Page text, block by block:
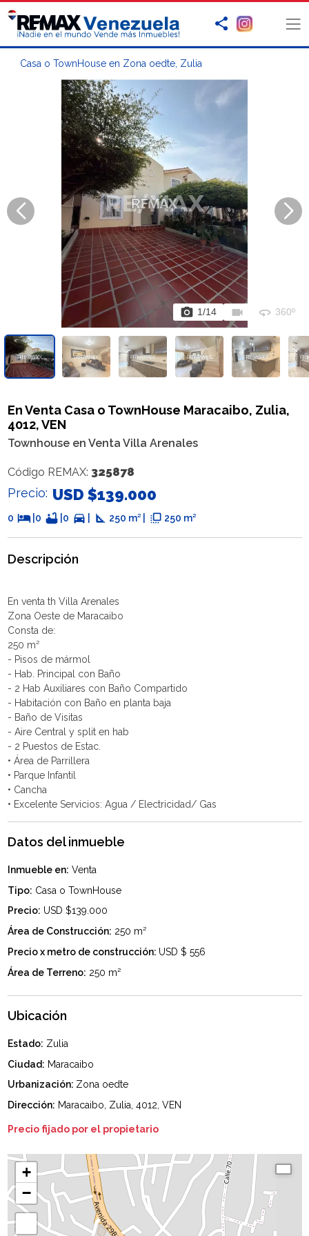
Casa o TownHouse en Zona oedte, Zulia
photo_camera 1/14 videocam 360 360º
En Venta Casa o TownHouse Maracaibo, Zulia,
4012, VEN
Townhouse en Venta Villa Arenales
Código REMAX: 325878
Precio: USD $139.000
0 hotel 0 bathtub 0 directions_car square_foot 250 m² | flip_to_front 250 m²
Descripción
En venta th Villa Arenales
Zona Oeste de Maracaibo
Consta de:
250 m²
- Pisos de mármol
- Hab. Principal con Baño
- 2 Hab Auxiliares con Baño Compartido
- ⁠Habitación con Baño en planta baja
- Baño de Visitas
- Aire Central y split en hab
- ⁠2 Puestos de Estac.
• Área de Parrillera
• ⁠Parque Infantil
• ⁠Cancha
Datos del inmueble
Inmueble en: Venta
Tipo: Casa o TownHouse
Precio: USD $139.000
Área de Construcción: 250 m²
Precio x metro de construcción: USD $ 556
Área de Terreno: 250 m²
Ubicación
Estado: Zulia
Ciudad: Maracaibo
Urbanización: Zona oedte
Dirección: Maracaibo, Zulia, 4012, VEN
Precio fijado por el propietario
+
−